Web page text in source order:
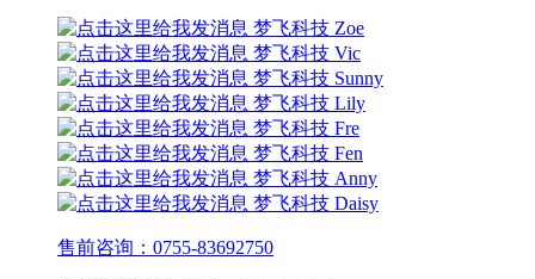
梦飞科技 Zoe
梦飞科技 Vic
梦飞科技 Sunny
梦飞科技 Lily
梦飞科技 Fre
梦飞科技 Fen
梦飞科技 Anny
梦飞科技 Daisy
售前咨询：0755-83692750